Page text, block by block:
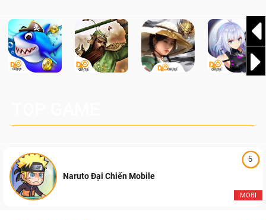
5
MOBI
Naruto Đại Chiến Mobile